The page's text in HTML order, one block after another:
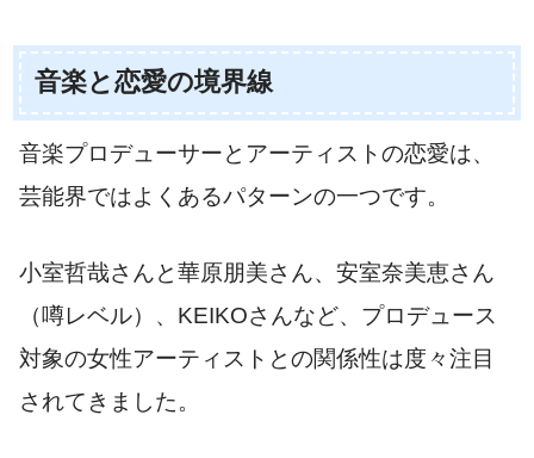
音楽と恋愛の境界線
音楽プロデューサーとアーティストの恋愛は、
芸能界ではよくあるパターンの一つです。
小室哲哉さんと華原朋美さん、安室奈美恵さん
（噂レベル）、KEIKOさんなど、プロデュース
対象の女性アーティストとの関係性は度々注目
されてきました。